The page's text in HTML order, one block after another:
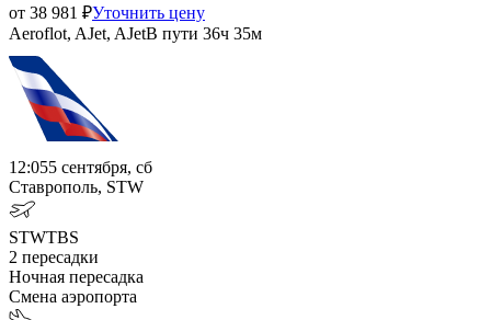
от 38 981 ₽Уточнить цену
Aeroflot, AJet, AJetВ пути 36ч 35м
12:055 сентября, сб
Ставрополь, STW
STWTBS
2 пересадки
Ночная пересадка
Смена аэропорта